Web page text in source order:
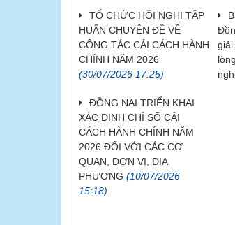
TỔ CHỨC HỘI NGHỊ TẬP
HUẤN CHUYÊN ĐỀ VỀ
CÔNG TÁC CẢI CÁCH HÀNH
CHÍNH NĂM 2026
(30/07/2026 17:25)
ĐỒNG NAI TRIỂN KHAI
XÁC ĐỊNH CHỈ SỐ CẢI
CÁCH HÀNH CHÍNH NĂM
2026 ĐỐI VỚI CÁC CƠ
QUAN, ĐƠN VỊ, ĐỊA
PHƯƠNG (10/07/2026
15:18)